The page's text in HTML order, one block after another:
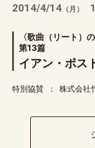
2014/4/14 （月）
〈歌曲（リート
第13篇
イアン・ボス
特別協賛 株式会社